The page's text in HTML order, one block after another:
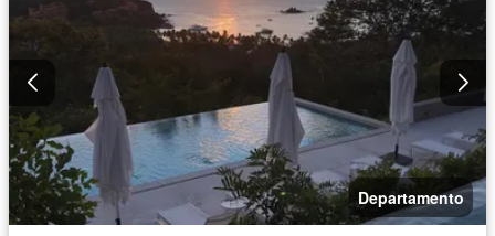
Departamento